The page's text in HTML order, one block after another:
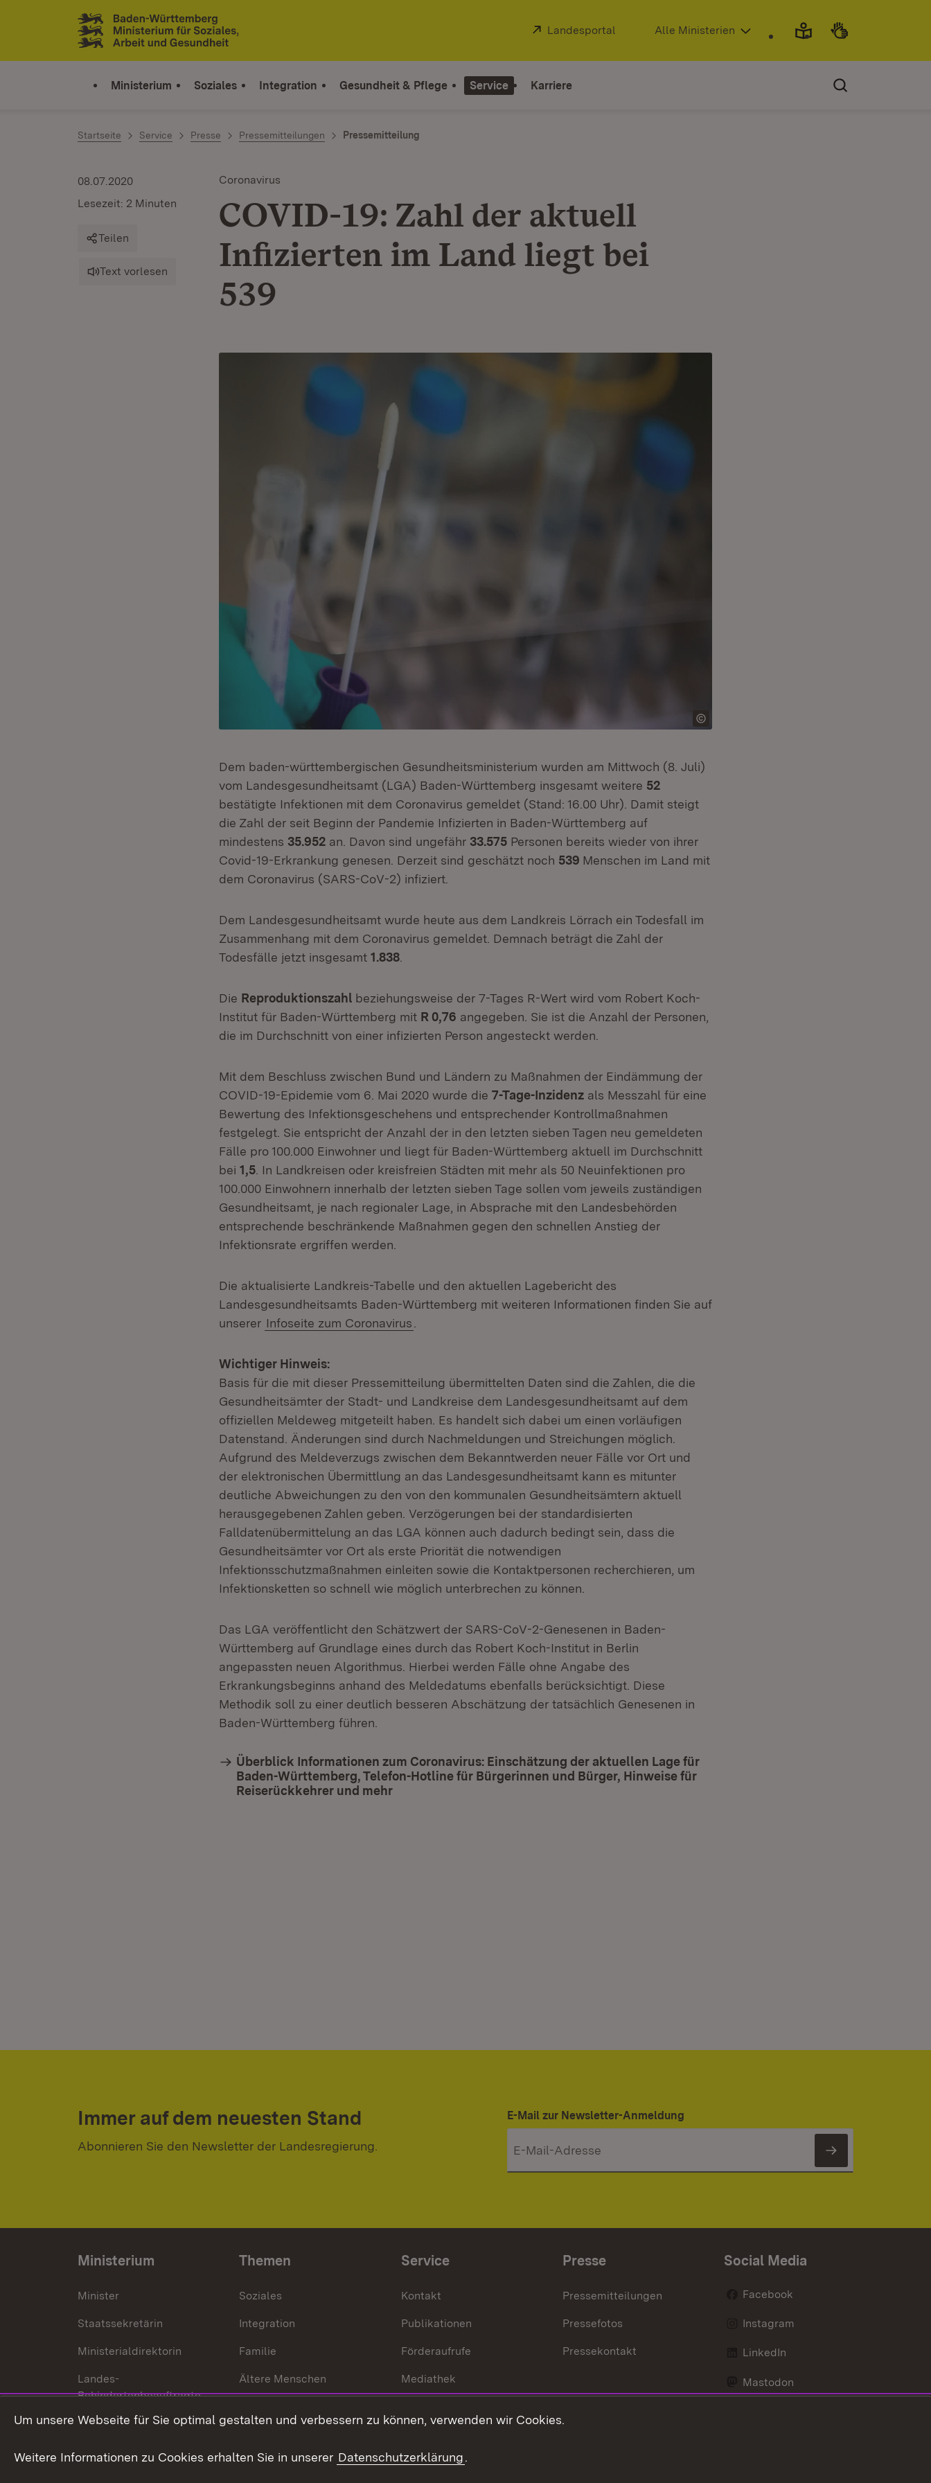
Zum Inhalt springen
Link zur Startseite
Extern:
Landesportal (Öffnet in neuem Fenster)
Alle Ministerien
Ministerium Soziales Integration Gesundheit & Pflege Service Karriere
Startseite Service Presse Pressemitteilungen Pressemitteilung
Coronavirus
COVID-19: Zahl der aktuell
Infizierten im Land liegt bei
539
08.07.2020
Lesezeit: 2 Minuten
Teilen
Text vorlesen
Dem baden-württembergischen Gesundheitsministerium wurden am Mittwoch (8. Juli)
vom Landesgesundheitsamt (LGA) Baden-Württemberg insgesamt weitere 52
bestätigte Infektionen mit dem Coronavirus gemeldet (Stand: 16.00 Uhr). Damit steigt
die Zahl der seit Beginn der Pandemie Infizierten in Baden-Württemberg auf
mindestens 35.952 an. Davon sind ungefähr 33.575 Personen bereits wieder von ihrer
Covid-19-Erkrankung genesen. Derzeit sind geschätzt noch 539 Menschen im Land mit
dem Coronavirus (SARS-CoV-2) infiziert.
Dem Landesgesundheitsamt wurde heute aus dem Landkreis Lörrach ein Todesfall im
Zusammenhang mit dem Coronavirus gemeldet. Demnach beträgt die Zahl der
Todesfälle jetzt insgesamt 1.838
Die Reproduktionszahl beziehungsweise der 7-Tages R-Wert wird vom Robert Koch-
Institut für Baden-Württemberg mit R 0,76 angegeben. Sie ist die Anzahl der Personen,
die im Durchschnitt von einer infizierten Person angesteckt werden.
Mit dem Beschluss zwischen Bund und Ländern zu Maßnahmen der Eindämmung der
COVID-19-Epidemie vom 6. Mai 2020 wurde die 7-Tage-Inzidenz als Messzahl für eine
Bewertung des Infektionsgeschehens und entsprechender Kontrollmaßnahmen
festgelegt. Sie entspricht der Anzahl der in den letzten sieben Tagen neu gemeldeten
Fälle pro 100.000 Einwohner und liegt für Baden-Württemberg aktuell im Durchschnitt
bei 1,5 . In Landkreisen oder kreisfreien Städten mit mehr als 50 Neuinfektionen pro
100.000 Einwohnern innerhalb der letzten sieben Tage sollen vom jeweils zuständigen
Gesundheitsamt, je nach regionaler Lage, in Absprache mit den Landesbehörden
entsprechende beschränkende Maßnahmen gegen den schnellen Anstieg der
Infektionsrate ergriffen werden.
Die aktualisierte Landkreis-Tabelle und den aktuellen Lagebericht des
Landesgesundheitsamts Baden-Württemberg mit weiteren Informationen finden Sie auf
unserer Infoseite zum Coronavirus
Wichtiger Hinweis:
Basis für die mit dieser Pressemitteilung übermittelten Daten sind die Zahlen, die die
Gesundheitsämter der Stadt- und Landkreise dem Landesgesundheitsamt auf dem
offiziellen Meldeweg mitgeteilt haben. Es handelt sich dabei um einen vorläufigen
Datenstand. Änderungen sind durch Nachmeldungen und Streichungen möglich.
Aufgrund des Meldeverzugs zwischen dem Bekanntwerden neuer Fälle vor Ort und
der elektronischen Übermittlung an das Landesgesundheitsamt kann es mitunter
deutliche Abweichungen zu den von den kommunalen Gesundheitsämtern aktuell
herausgegebenen Zahlen geben. Verzögerungen bei der standardisierten
Falldatenübermittelung an das LGA können auch dadurch bedingt sein, dass die
Gesundheitsämter vor Ort als erste Priorität die notwendigen
Infektionsschutzmaßnahmen einleiten sowie die Kontaktpersonen recherchieren, um
Infektionsketten so schnell wie möglich unterbrechen zu können.
Das LGA veröffentlicht den Schätzwert der SARS-CoV-2-Genesenen in Baden-
Württemberg auf Grundlage eines durch das Robert Koch-Institut in Berlin
angepassten neuen Algorithmus. Hierbei werden Fälle ohne Angabe des
Erkrankungsbeginns anhand des Meldedatums ebenfalls berücksichtigt. Diese
Methodik soll zu einer deutlich besseren Abschätzung der tatsächlich Genesenen in
Baden-Württemberg führen.
Überblick Informationen zum Coronavirus: Einschätzung der aktuellen Lage für
Baden-Württemberg, Telefon-Hotline für Bürgerinnen und Bürger, Hinweise für
Reiserückkehrer und mehr
Immer auf dem neuesten Stand
Abonnieren Sie den Newsletter der Landesregierung.
E-Mail zur Newsletter-Anmeldung
Newsletter
Ministerium
Minister
Staatssekretärin
Ministerialdirektorin
Landes-
Behindertenbeauftragte
Bürgerreferent
Karriere
Themen
Soziales
Integration
Familie
Ältere Menschen
Behinderungen
Bürgerengagement
Service
Kontakt
Publikationen
Förderaufrufe
Mediathek
Presse
Pressemitteilungen
Pressefotos
Pressekontakt
Social Media
Facebook
Instagram
LinkedIn
Mastodon
Um unsere Webseite für Sie optimal gestalten und verbessern zu können, verwenden wir Cookies.
Weitere Informationen zu Cookies erhalten Sie in unserer Datenschutzerklärung.